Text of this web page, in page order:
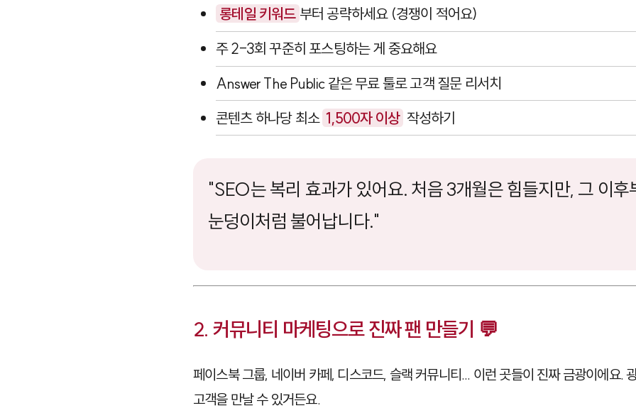
롱테일 키워드 부터 공략하세요 (경쟁이 적어요)
주 2-3회 꾸준히 포스팅하는 게 중요해요
Answer The Public같은 무료 툴로 고객 질문 리서치
콘텐츠 하나당 최소 1,500자 이상 작성하기
"SEO는 복리 효과가 있어요. 처음 3개월은 힘들지만, 그 이후
눈덩이처럼 불어납니다."
2. 커뮤니티 마케팅으로 진짜 팬 만들기 💬
페이스북 그룹, 네이버 카페, 디스코드, 슬랙 커뮤니티... 이런 곳들이 진짜 금광이에요.
고객을 만날 수 있거든요.